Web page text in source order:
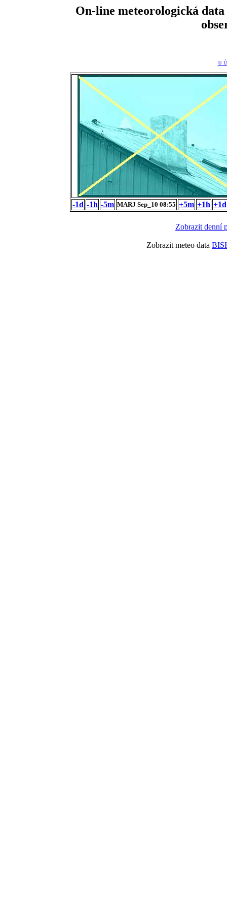
On-line meteorologická
©
-1d -1h -5m MARJ Sep_10 08:55 +5m +1h +1d
Zobrazit denní
Zobrazit meteo data